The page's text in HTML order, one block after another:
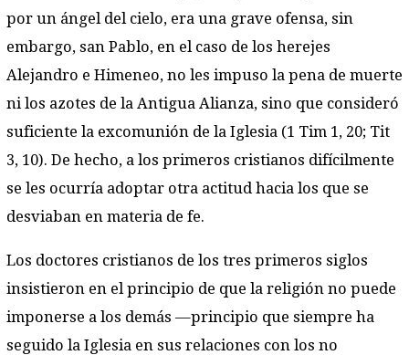
por un ángel del cielo, era una grave ofensa, sin
embargo, san Pablo, en el caso de los herejes
Alejandro e Himeneo, no les impuso la pena de muerte
ni los azotes de la Antigua Alianza, sino que consideró
suficiente la excomunión de la Iglesia (1 Tim 1, 20; Tit
3, 10). De hecho, a los primeros cristianos difícilmente
se les ocurría adoptar otra actitud hacia los que se
desviaban en materia de fe.
Los doctores cristianos de los tres primeros siglos
insistieron en el principio de que la religión no puede
imponerse a los demás —principio que siempre ha
seguido la Iglesia en sus relaciones con los no